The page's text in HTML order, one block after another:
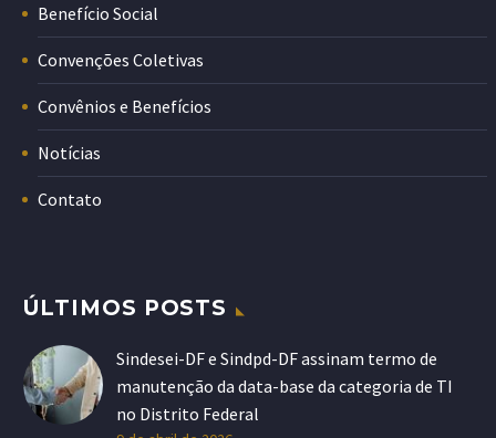
Benefício Social
Convenções Coletivas
Convênios e Benefícios
Notícias
Contato
ÚLTIMOS POSTS
Sindesei-DF e Sindpd-DF assinam termo de
manutenção da data-base da categoria de TI
no Distrito Federal